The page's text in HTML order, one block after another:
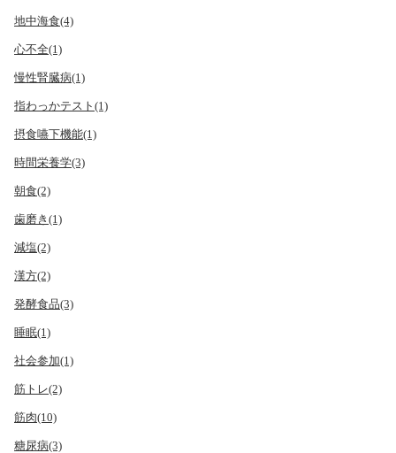
地中海食(4)
心不全(1)
慢性腎臓病(1)
指わっかテスト(1)
摂食嚥下機能(1)
時間栄養学(3)
朝食(2)
歯磨き(1)
減塩(2)
漢方(2)
発酵食品(3)
睡眠(1)
社会参加(1)
筋トレ(2)
筋肉(10)
糖尿病(3)